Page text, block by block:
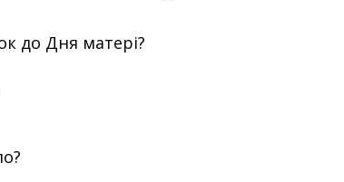
до Дня матері?